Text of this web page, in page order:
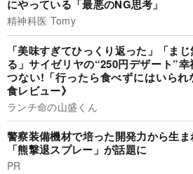
にやっている「最悪のNG思考」
精神科医 Tomy
「美味すぎてひっくり返った」「ま
る」サイゼリヤの“250円デザート”
つない!「行ったら食べずにはいられ
食レビュー》
ランチ命の山盛くん
警察装備機材で培った開発力から生
「熊撃退スプレー」が話題に
PR